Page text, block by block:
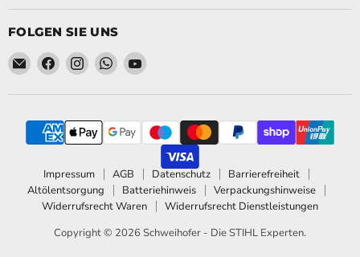
FOLGEN SIE UNS
Email Schweihofer - Die STIHL Experten.
Finden Sie uns auf Facebook
Finden Sie uns auf Instagram
Finden Sie uns auf WhatsApp
Finden Sie uns auf YouTube
Impressum AGB Datenschutz
Barrierefreiheit
Altölentsorgung
Batteriehinweis
Verpackungshinweise
Widerrufsrecht Waren
Widerrufsrecht Dienstleistungen
Copyright © 2026 Schweihofer - Die STIHL Experten.